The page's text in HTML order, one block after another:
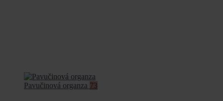
Pavučinová organza 73